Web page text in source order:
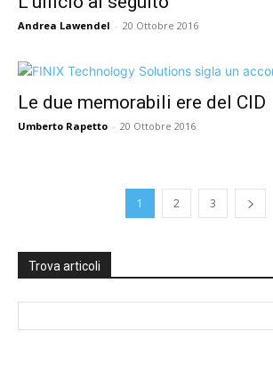
Andrea Lawendel - 20 Ottobre 2016
Le due memorabili ere del CID
Umberto Rapetto - 20 Ottobre 2016
1 2 3
Trova articoli